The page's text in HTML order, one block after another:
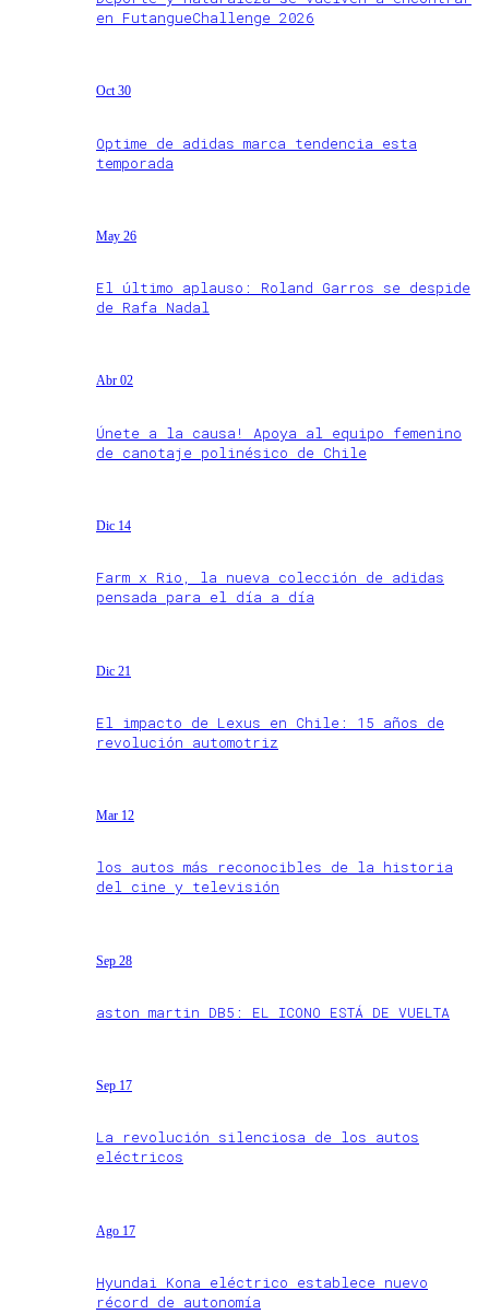
en FutangueChallenge 2026
Oct 30
Optime de adidas marca tendencia esta
temporada
May 26
El último aplauso: Roland Garros se despide
de Rafa Nadal
Abr 02
Únete a la causa! Apoya al equipo femenino
de canotaje polinésico de Chile
Dic 14
Farm x Rio, la nueva colección de adidas
pensada para el día a día
Dic 21
El impacto de Lexus en Chile: 15 años de
revolución automotriz
Mar 12
los autos más reconocibles de la historia
del cine y televisión
Sep 28
aston martin DB5: EL ICONO ESTÁ DE VUELTA
Sep 17
La revolución silenciosa de los autos
eléctricos
Ago 17
Hyundai Kona eléctrico establece nuevo
récord de autonomía